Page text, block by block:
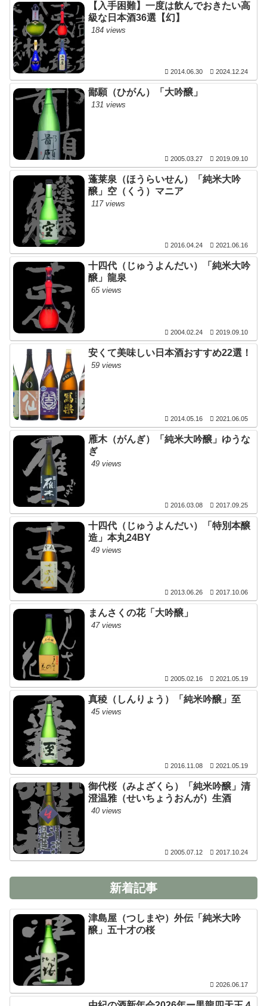
【入手困難】一度は飲んでおきたい高
級な日本酒36選【幻】
184 views
2014.06.30 2024.12.24
鄙願（ひがん）「大吟醸」
131 views
2005.03.27 2019.09.10
蓬莱泉（ほうらいせん）「純米大吟
醸」空（くう）マニア
117 views
2016.04.24 2021.06.16
十四代（じゅうよんだい）「純米大吟
醸」龍泉
65 views
2004.02.24 2019.09.10
安くて美味しい日本酒おすすめ22選！
59 views
2014.05.16 2021.06.05
雁木（がんぎ）「純米大吟醸」ゆうな
ぎ
49 views
2016.03.08 2017.09.25
十四代（じゅうよんだい）「特別本醸
造」本丸24BY
49 views
2013.06.26 2017.10.06
まんさくの花「大吟醸」
47 views
2005.02.16 2021.05.19
真稜（しんりょう）「純米吟醸」至
45 views
2016.11.08 2021.05.19
御代桜（みよざくら）「純米吟醸」清
澄温雅（せいちょうおんが）生酒
40 views
2005.07.12 2017.10.24
新着記事
津島屋（つしまや）外伝「純米大吟
醸」五十才の桜
2026.06.17